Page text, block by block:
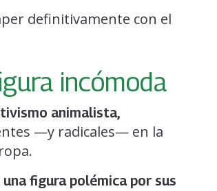
definitivamente con el
incómoda
animalista,
—y radicales— en la
figura polémica por sus